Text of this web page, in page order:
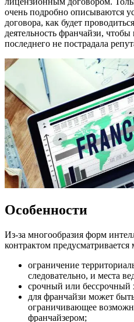
очень подробно описываются
договора, как будет
деятельность франчайзи, чтобы
последнего не пострадала
Особенности
Из-за многообразия форм
контрактом
ограничение
следовательно, и места
срочный или бессрочный
для франчайзи может
ограничивающее
франчайзером;